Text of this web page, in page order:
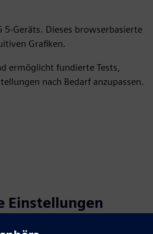
5-Geräts. Dieses browserbasierte
Grafiken.
ermöglicht fundierte Tests,
nach Bedarf anzupassen.
Einstellungen